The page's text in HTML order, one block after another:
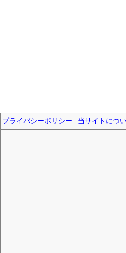
プライバシーポリシー 当サイトにつ